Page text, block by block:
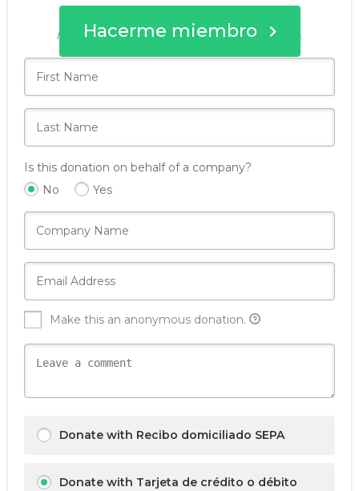
Hacerme miembro
Nunca compartiremos esta información con nadie.
Is this donation on behalf of a company?
No
Yes
Make this an anonymous donation.
Donate with Recibo domiciliado SEPA
Donate with Tarjeta de crédito o débito